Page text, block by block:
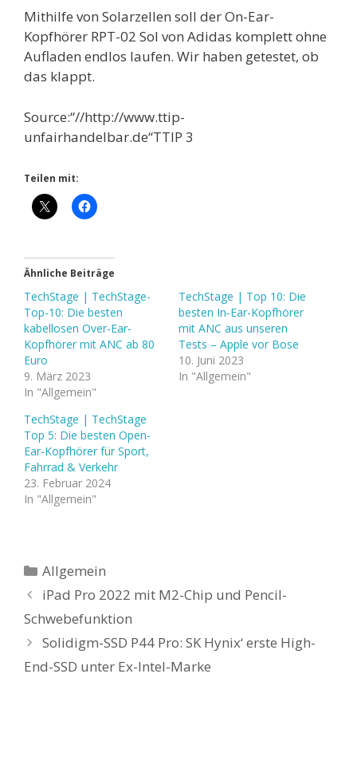
Mithilfe von Solarzellen soll der On-Ear-
Kopfhörer RPT-02 Sol von Adidas komplett ohne
Aufladen endlos laufen. Wir haben getestet, ob
das klappt.
Source:“//http://www.ttip-
unfairhandelbar.de“TTIP 3
Teilen mit:
Ähnliche Beiträge
TechStage | TechStage-
Top-10: Die besten
kabellosen Over-Ear-
Kopfhörer mit ANC ab 80
Euro
9. März 2023
In "Allgemein"
TechStage | Top 10: Die
besten In-Ear-Kopfhörer
mit ANC aus unseren
Tests – Apple vor Bose
10. Juni 2023
In "Allgemein"
TechStage | TechStage
Top 5: Die besten Open-
Ear-Kopfhörer für Sport,
Fahrrad & Verkehr
23. Februar 2024
In "Allgemein"
Kategorien
Allgemein
iPad Pro 2022 mit M2-Chip und Pencil-
Schwebefunktion
Solidigm-SSD P44 Pro: SK Hynix‘ erste High-
End-SSD unter Ex-Intel-Marke